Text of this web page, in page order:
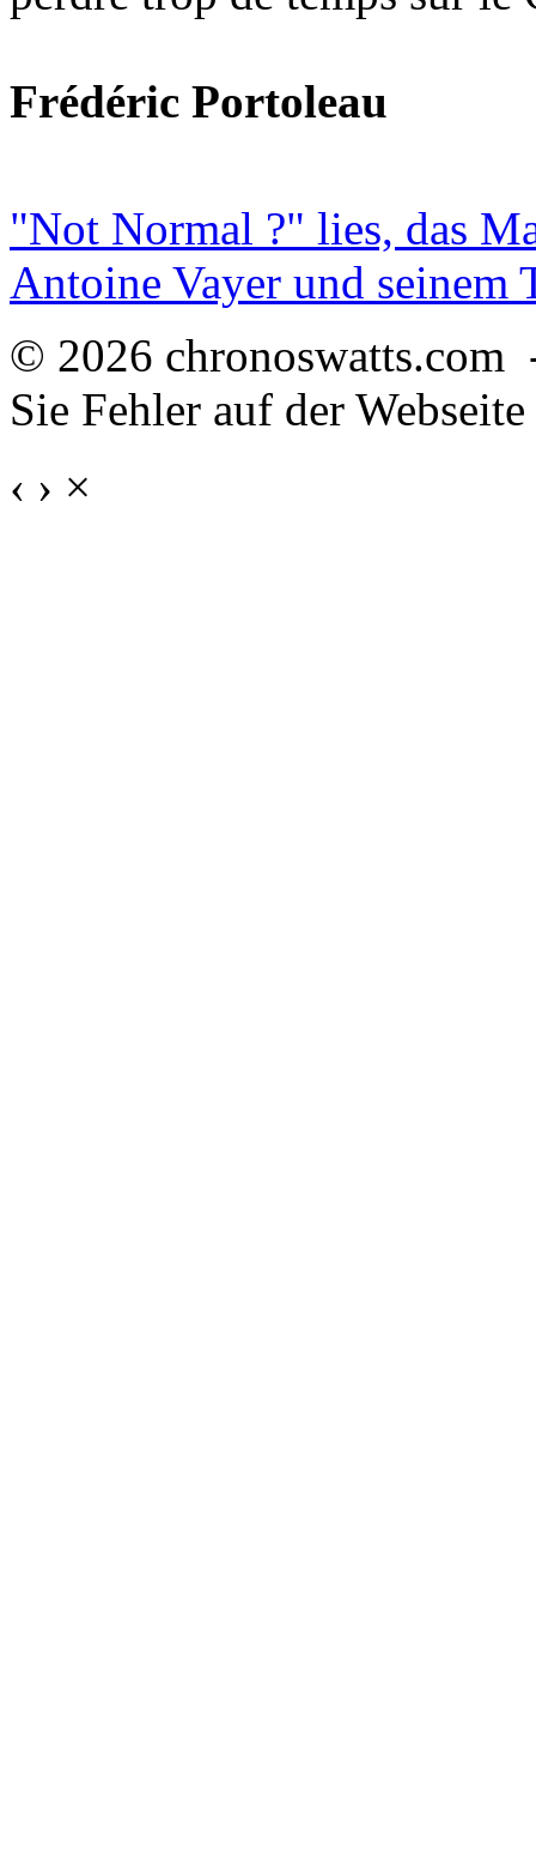
Frédéric Portoleau
"Not Normal ?" lies, das
Antoine Vayer und seinem
© 2026
Sie Fehler auf der
‹ › ×